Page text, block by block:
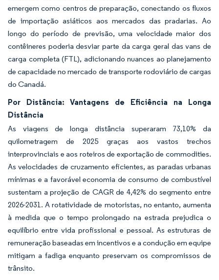
emergem como centros de preparação, conectando os fluxos
de importação asiáticos aos mercados das pradarias. Ao
longo do período de previsão, uma velocidade maior dos
contêineres poderia desviar parte da carga geral das vans de
carga completa (FTL), adicionando nuances ao planejamento
de capacidade no mercado de transporte rodoviário de cargas
do Canadá.
Por Distância: Vantagens de Eficiência na Longa
Distância
As viagens de longa distância superaram 73,10% da
quilometragem de 2025 graças aos vastos trechos
interprovinciais e aos roteiros de exportação de commodities.
As velocidades de cruzamento eficientes, as paradas urbanas
mínimas e a favorável economia de consumo de combustível
sustentam a projeção de CAGR de 4,42% do segmento entre
2026-2031. A rotatividade de motoristas, no entanto, aumenta
à medida que o tempo prolongado na estrada prejudica o
equilíbrio entre vida profissional e pessoal. As estruturas de
remuneração baseadas em incentivos e a condução em equipe
mitigam a fadiga enquanto preservam os compromissos de
trânsito.